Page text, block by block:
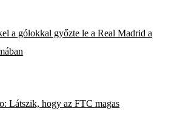
a gólokkal győzte le a Real Madrid a
Látszik, hogy az FTC magas